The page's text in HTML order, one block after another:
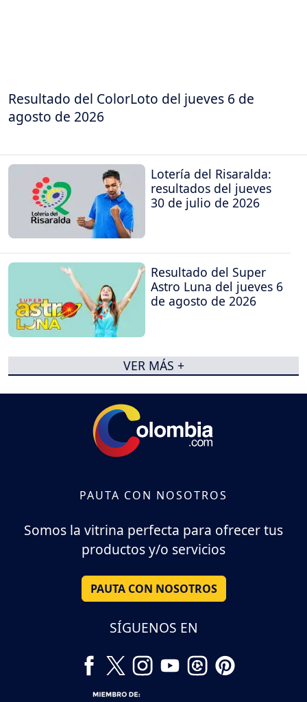
Resultado del ColorLoto del jueves 6 de
agosto de 2026
Lotería del Risaralda:
resultados del jueves
30 de julio de 2026
Resultado del Super
Astro Luna del jueves 6
de agosto de 2026
VER MÁS +
PAUTA CON NOSOTROS
Somos la vitrina perfecta para ofrecer tus
productos y/o servicios
PAUTA CON NOSOTROS
SÍGUENOS EN